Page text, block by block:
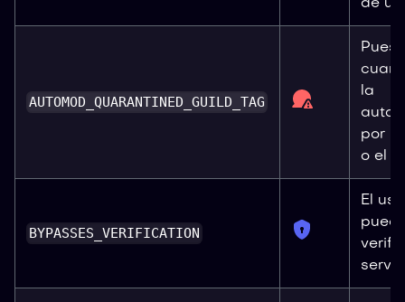
de
AUTOMOD_QUARANTINED_GUILD_TAG
la
por
o el
BYPASSES_VERIFICATION
El